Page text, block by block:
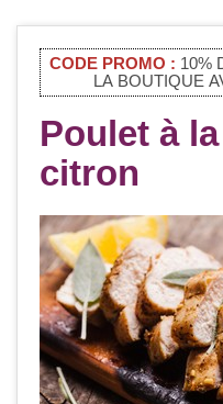
CODE PROMO : 10%
LA BOUTIQUE
Poulet à
citron